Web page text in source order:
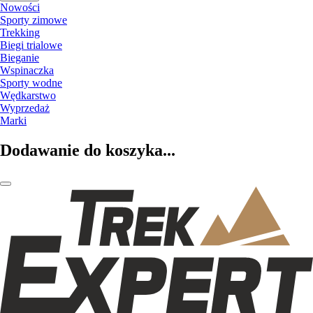
Nowości
Sporty zimowe
Trekking
Biegi trialowe
Bieganie
Wspinaczka
Sporty wodne
Wędkarstwo
Wyprzedaż
Marki
Dodawanie do koszyka...